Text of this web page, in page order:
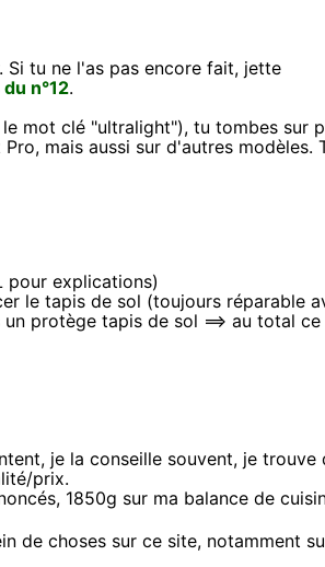
Si tu ne l'as pas encore fait, jette
n°12.
mot clé "ultralight"), tu tombes sur
mais aussi sur d'autres modèles.
pour explications)
le tapis de sol (toujours réparable
protège tapis de sol ==> au total ce
je la conseille souvent, je trouve
prix.
1850g sur ma balance de
de choses sur ce site, notamment